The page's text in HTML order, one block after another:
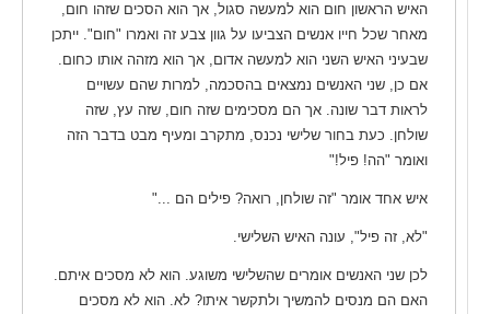
האיש הראשון חום הוא למעשה סגול, אך הוא הסכים שזהו חום,
מאחר שכל חייו אנשים הצביעו על גוון צבע זה ואמרו "חום". ייתכן
שבעיני האיש השני הוא למעשה אדום, אך הוא מזהה אותו כחום.
אם כן, שני האנשים נמצאים בהסכמה, למרות שהם עשויים
לראות דבר שונה. אך הם מסכימים שזה חום, שזה עץ, שזה
שולחן. כעת בחור שלישי נכנס, מתקרב ומעיף מבט בדבר הזה
ואומר "הה! פיל!"
איש אחד אומר "זה שולחן, רואה? פילים הם ..."
"לא, זה פיל", עונה האיש השלישי.
לכן שני האנשים אומרים שהשלישי משוגע. הוא לא מסכים איתם.
האם הם מנסים להמשיך ולתקשר איתו? לא. הוא לא מסכים